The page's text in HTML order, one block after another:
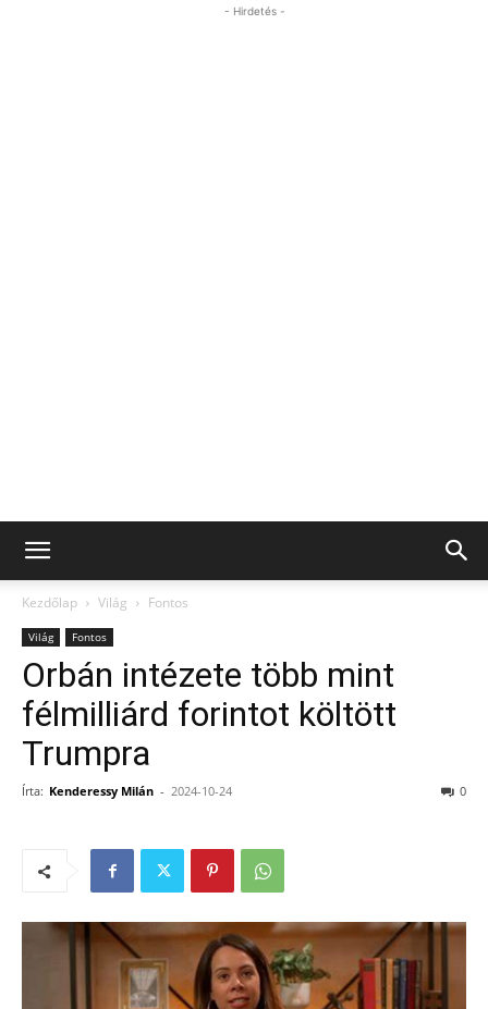
- Hirdetés -
Kezdőlap Világ Fontos
Világ Fontos
Orbán intézete több mint
félmilliárd forintot költött
Trumpra
Írta: Kenderessy Milán - 2024-10-24 0